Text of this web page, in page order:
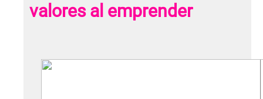
valores al emprender